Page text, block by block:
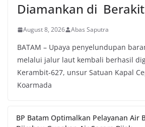
Diamankan di
August 8, 2026 Abas Saputra
BATAM – Upaya penyelundupan
melalui jalur laut kembali berhasil
Kerambit-627, unsur Satuan Kapal
Koarmada
BP Batam Optimalkan Pelayanan Air